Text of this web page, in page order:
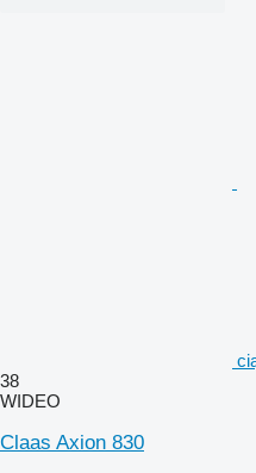
38
WIDEO
Claas Axion 830